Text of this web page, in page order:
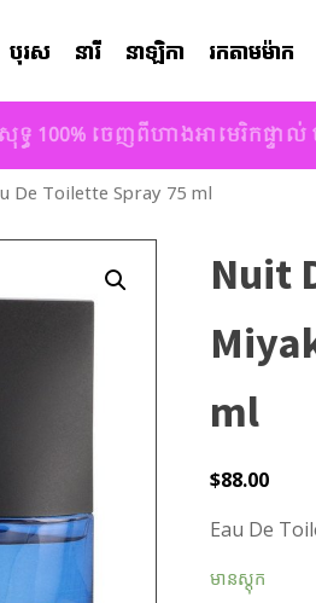
បុរស នារី នាឡិកា រកតាមម៉ាក
ធ 100% ចេញពីហាងអាមេរិកផ្ទា
De Toilette Spray 75 ml
Nuit
ml
$88.00
Eau De
មានស្តុក